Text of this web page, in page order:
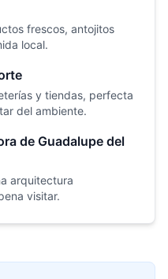
frescos, antojitos
local.
y tiendas, perfecta
del ambiente.
de Guadalupe del
arquitectura
visitar.